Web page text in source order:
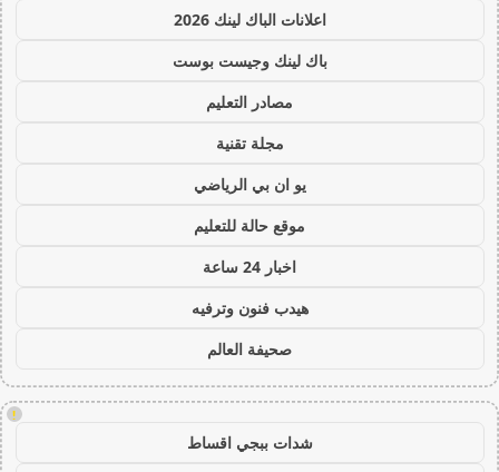
اعلانات الباك لينك 2026
باك لينك وجيست بوست
مصادر التعليم
مجلة تقنية
يو ان بي الرياضي
موقع حالة للتعليم
اخبار 24 ساعة
هيدب فنون وترفيه
صحيفة العالم
!
شدات ببجي اقساط